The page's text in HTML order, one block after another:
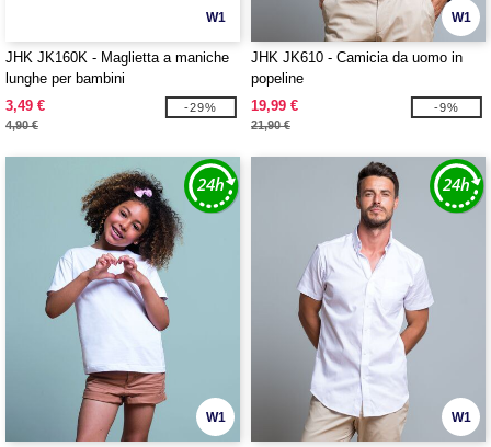
W1
JHK JK160K - Maglietta a maniche
lunghe per bambini
3,49 €
4,90 €
-29%
W1
JHK JK610 - Camicia da uomo in
popeline
19,99 €
21,90 €
-9%
W1 W1